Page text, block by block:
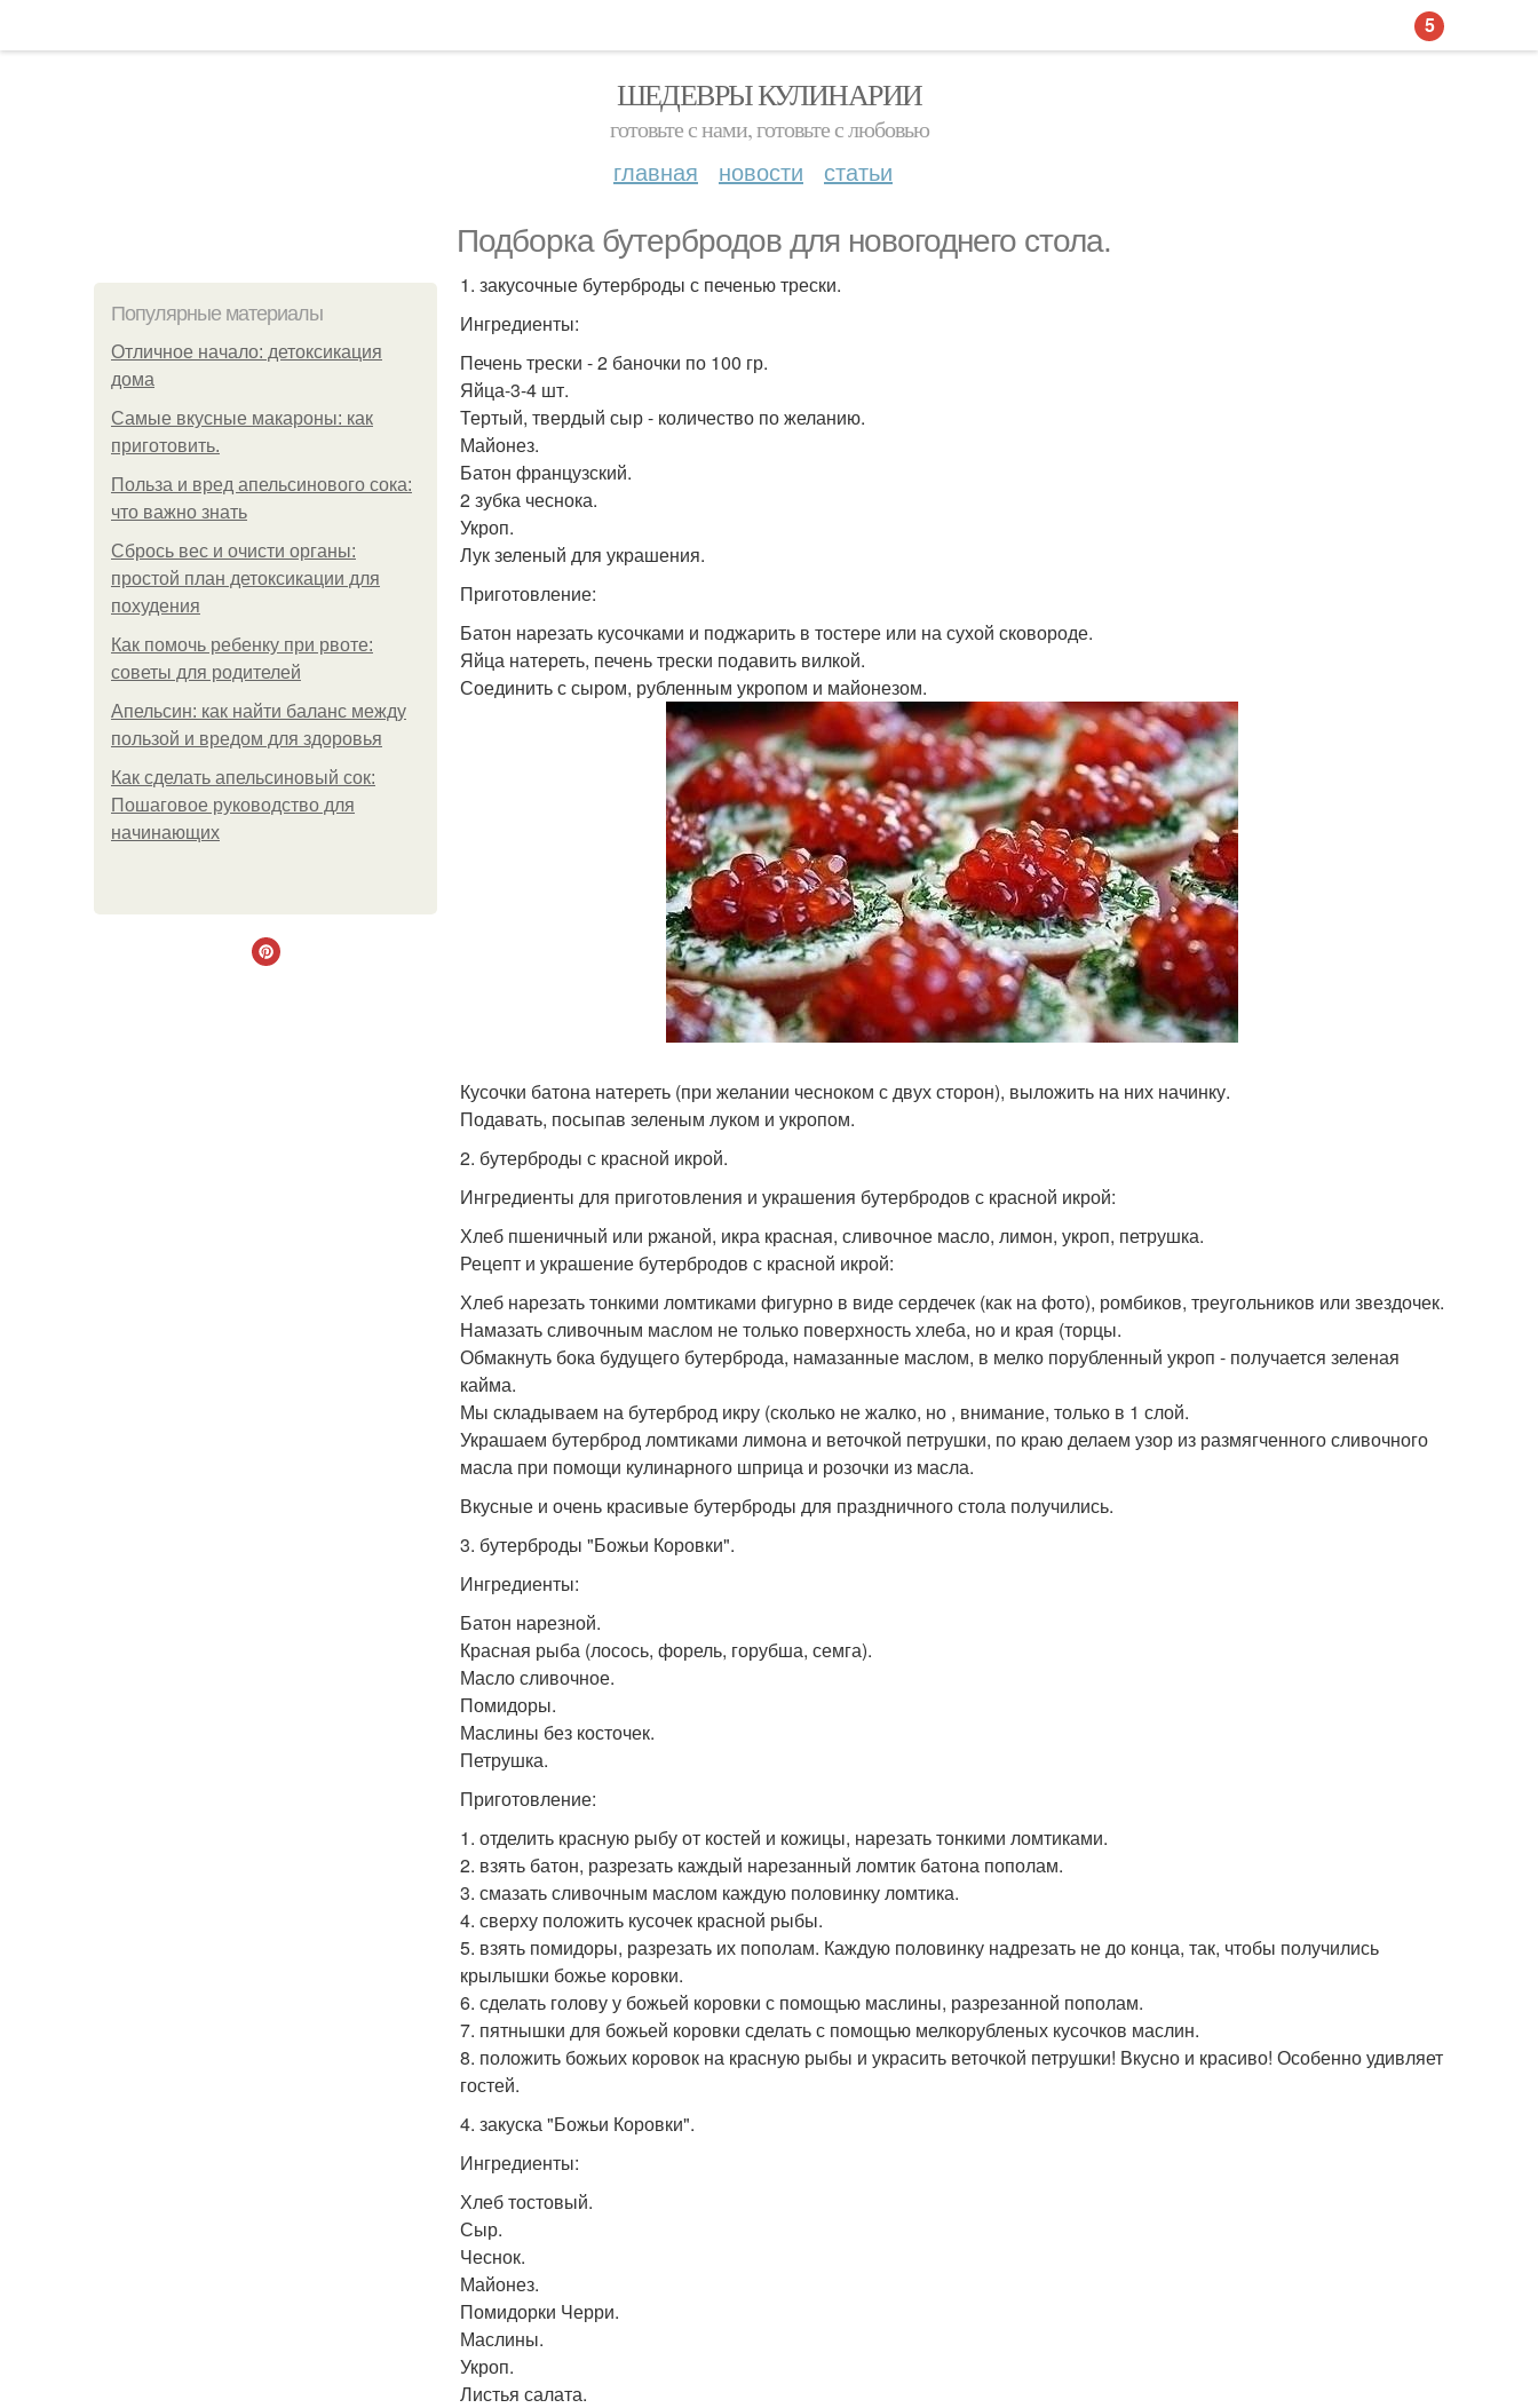
ШЕДЕВРЫ КУЛИНАРИИ
готовьте с нами, готовьте с любовью
главная новости статьи
Подборка бутербродов для новогоднего стола.
Популярные материалы
Отличное начало: детоксикация
дома
Самые вкусные макароны: как
приготовить.
Польза и вред апельсинового сока:
что важно знать
Сбрось вес и очисти органы:
простой план детоксикации для
похудения
Как помочь ребенку при рвоте:
советы для родителей
Апельсин: как найти баланс между
пользой и вредом для здоровья
Как сделать апельсиновый сок:
Пошаговое руководство для
начинающих
1. закусочные бутерброды с печенью трески.
Ингредиенты:
Печень трески - 2 баночки по 100 гр.
Яйца-3-4 шт.
Тертый, твердый сыр - количество по желанию.
Майонез.
Батон французский.
2 зубка чеснока.
Укроп.
Лук зеленый для украшения.
Приготовление:
Батон нарезать кусочками и поджарить в тостере или на сухой сковороде.
Яйца натереть, печень трески подавить вилкой.
Соединить с сыром, рубленным укропом и майонезом.
Кусочки батона натереть (при желании чесноком с двух сторон), выложить на них начинку.
Подавать, посыпав зеленым луком и укропом.
2. бутерброды с красной икрой.
Ингредиенты для приготовления и украшения бутербродов с красной икрой:
Хлеб пшеничный или ржаной, икра красная, сливочное масло, лимон, укроп, петрушка.
Рецепт и украшение бутербродов с красной икрой:
Хлеб нарезать тонкими ломтиками фигурно в виде сердечек (как на фото), ромбиков, треугольников или звездочек.
Намазать сливочным маслом не только поверхность хлеба, но и края (торцы.
Обмакнуть бока будущего бутерброда, намазанные маслом, в мелко порубленный укроп - получается зеленая
кайма.
Мы складываем на бутерброд икру (сколько не жалко, но , внимание, только в 1 слой.
Украшаем бутерброд ломтиками лимона и веточкой петрушки, по краю делаем узор из размягченного сливочного
масла при помощи кулинарного шприца и розочки из масла.
Вкусные и очень красивые бутерброды для праздничного стола получились.
3. бутерброды "Божьи Коровки".
Ингредиенты:
Батон нарезной.
Красная рыба (лосось, форель, горубша, семга).
Масло сливочное.
Помидоры.
Маслины без косточек.
Петрушка.
Приготовление:
1. отделить красную рыбу от костей и кожицы, нарезать тонкими ломтиками.
2. взять батон, разрезать каждый нарезанный ломтик батона пополам.
3. смазать сливочным маслом каждую половинку ломтика.
4. сверху положить кусочек красной рыбы.
5. взять помидоры, разрезать их пополам. Каждую половинку надрезать не до конца, так, чтобы получились
крылышки божье коровки.
6. сделать голову у божьей коровки с помощью маслины, разрезанной пополам.
7. пятнышки для божьей коровки сделать с помощью мелкорубленых кусочков маслин.
8. положить божьих коровок на красную рыбы и украсить веточкой петрушки! Вкусно и красиво! Особенно удивляет
гостей.
4. закуска "Божьи Коровки".
Ингредиенты:
Хлеб тостовый.
Сыр.
Чеснок.
Майонез.
Помидорки Черри.
Маслины.
Укроп.
Листья салата.
5